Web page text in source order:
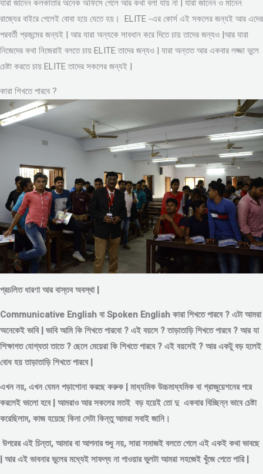
যারা জানেন কলকাতার অনেক অফিসে গেলে আর কথা বলা যায় না | যারা জানেন ও মানেন
রাজ্যের বাইরে গেলেই বোবা হয়ে যেতে হয়। ELITE -এর কোর্স এই সকলের জন্যই আর এদের
পরবর্তী প্রজন্মের জন্যই | আর যারা অন্যকে সাবধান করে দিতে চায় তাদের জন্যও |আর যারা
নিজেদের কথা নিজেরাই বলতে চায় ELITE তাদের জন্যও | যারা অন্তত আর একবার লজ্জা ভুলে
চেষ্টা করতে চায় ELITE তাদের সকলের জন্যই |
কারা শিখতে পারবে ?
প্রচলিত ধারণা আর বাস্তব অবস্থা |
Communicative English বা Spoken English কারা শিখতে পারবে ? এটা আমরা
অনেকেই ভাবি | ভাবি আমি কি শিখতে পারবো ? এই বয়সে ?তাড়াতাড়ি শিখতে পারবে ? আর যা
শিক্ষাগত যোগ্যতা তাতে ? ছেলে মেয়েরা কি শিখতে পারবে ? এই বয়সেই ? আর একটু বড় হলেই
বোধ হয় তাড়াতাড়ি শিখতে পারবে |
এখন নয়, এখন যেমন পড়াশোনা করছে করুক | মাধ্যমিক উচ্চমাধ্যমিক বা গ্রাজুয়েশনের পরে
করলেই ভালো হবে | আমরাও আর সকলের মতই বড় হয়েই তো দু একবার বিচ্ছিন্নভাবেচেষ্টা
করেছিলাম, কাজ হয়েছে কিনা সেটা কিন্তু আমরা সবাই জানি।
উপরের এই চিন্তা, আমার বা আপনার শুধু নয়, সারা সমাজই বলতে গেলে এই একই কথা ভাবছে
| আর এই ভাবনার ভুলের মধ্যেই সাফল্য না পাওয়ার ভুলটা আমরা সহজেই খুঁজে পেতে পারি |